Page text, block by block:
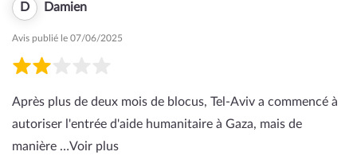
D Damien
Avis publié le 07/06/2025
Après plus de deux mois de blocus, Tel-Aviv a commencé à
autoriser l'entrée d'aide humanitaire à Gaza, mais de
manière …Voir plus